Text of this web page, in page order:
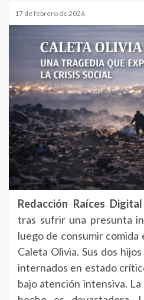
17 de febrero de 2026
Redacción Raíces
tras sufrir una presunta
luego de consumir comida
Caleta Olivia. Sus dos
internados en estado
bajo atención intensiva.